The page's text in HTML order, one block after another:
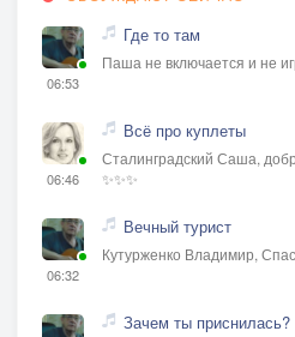
06:53
Где то там
Паша не включается и не
06:46
Всё про куплеты
Сталинградский Саша,
✨✨✨
06:32
Вечный турист
Кутурженко Владимир,
Зачем ты приснилась?